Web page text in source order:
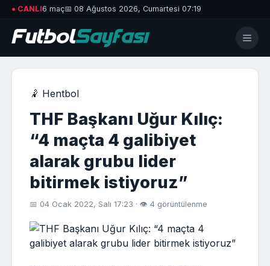
● CANLI6 maç📅 08 Ağustos 2026, Cumartesi 07:19
🤾 Hentbol
THF Başkanı Uğur Kılıç:
“4 maçta 4 galibiyet
alarak grubu lider
bitirmek istiyoruz”
📅 04 Ocak 2022, Salı 17:23 · 👁 4 görüntülenme